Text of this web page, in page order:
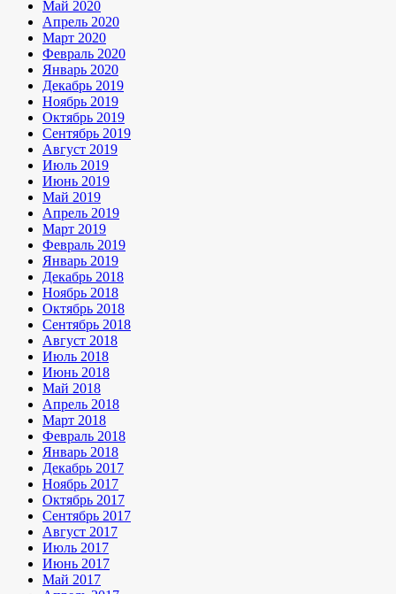
Май 2020
Апрель 2020
Март 2020
Февраль 2020
Январь 2020
Декабрь 2019
Ноябрь 2019
Октябрь 2019
Сентябрь 2019
Август 2019
Июль 2019
Июнь 2019
Май 2019
Апрель 2019
Март 2019
Февраль 2019
Январь 2019
Декабрь 2018
Ноябрь 2018
Октябрь 2018
Сентябрь 2018
Август 2018
Июль 2018
Июнь 2018
Май 2018
Апрель 2018
Март 2018
Февраль 2018
Январь 2018
Декабрь 2017
Ноябрь 2017
Октябрь 2017
Сентябрь 2017
Август 2017
Июль 2017
Июнь 2017
Май 2017